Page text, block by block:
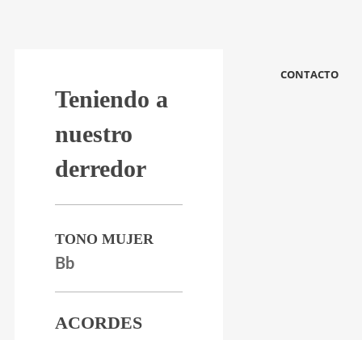
CONTACTO
Teniendo a
nuestro
derredor
TONO MUJER
Bb
ACORDES